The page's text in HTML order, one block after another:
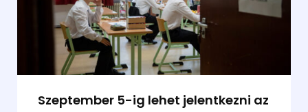
Szeptember 5-ig lehet jelentkezni az